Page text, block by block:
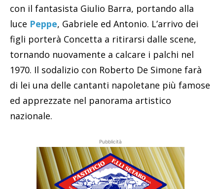
con il fantasista Giulio Barra, portando alla
luce Peppe, Gabriele ed Antonio. L’arrivo dei
figli porterà Concetta a ritirarsi dalle scene,
tornando nuovamente a calcare i palchi nel
1970. Il sodalizio con Roberto De Simone farà
di lei una delle cantanti napoletane più famose
ed apprezzate nel panorama artistico
nazionale.
Pubblicità